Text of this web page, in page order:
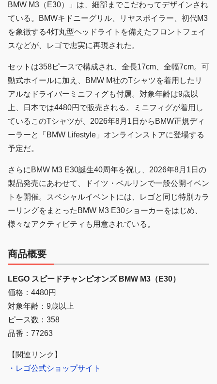
BMW M3（E30）」は、細部までこだわってデザインされ
ている。BMWキドニーグリル、リヤスポイラー、初代M3
を象徴する4灯丸型ヘッドライトを備えたフロントフェイ
スなどが、レゴで忠実に再現された。
セットは358ピースで構成され、全長17cm、全幅7cm。可
動式ホイールに加え、BMW M社のTシャツを着用したリ
アルなドライバーミニフィグも付属。対象年齢は9歳以
上、日本では4480円で販売される。ミニフィグが着用し
ているこのTシャツが、2026年8月1日からBMW正規ディ
ーラーと「BMW Lifestyle」オンラインストアに登場する
予定だ。
さらにBMW M3 E30誕生40周年を祝し、2026年8月1日の
製品発売にあわせて、ドイツ・ベルリンで一般公開イベン
トを開催。スペシャルイベントには、レゴと同じ特別カラ
ーリングをまとったBMW M3 E30ショーカーをはじめ、
様々なアクティビティも用意されている。
商品概要
LEGO スピードチャンピオンズ BMW M3（E30）
価格：4480円
対象年齢：9歳以上
ピース数：358
品番：77263
【関連リンク】
・レゴ公式ショップサイト